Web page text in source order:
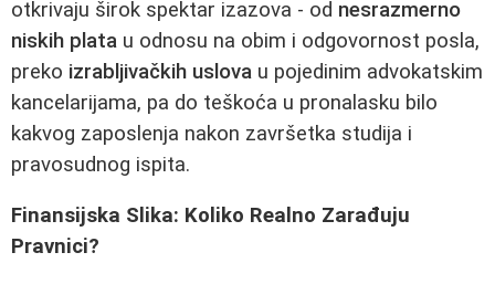
otkrivaju širok spektar izazova - od nesrazmerno
niskih plata u odnosu na obim i odgovornost posla,
preko izrabljivačkih uslova u pojedinim advokatskim
kancelarijama, pa do teškoća u pronalasku bilo
kakvog zaposlenja nakon završetka studija i
pravosudnog ispita.
Finansijska Slika: Koliko Realno Zarađuju
Pravnici?